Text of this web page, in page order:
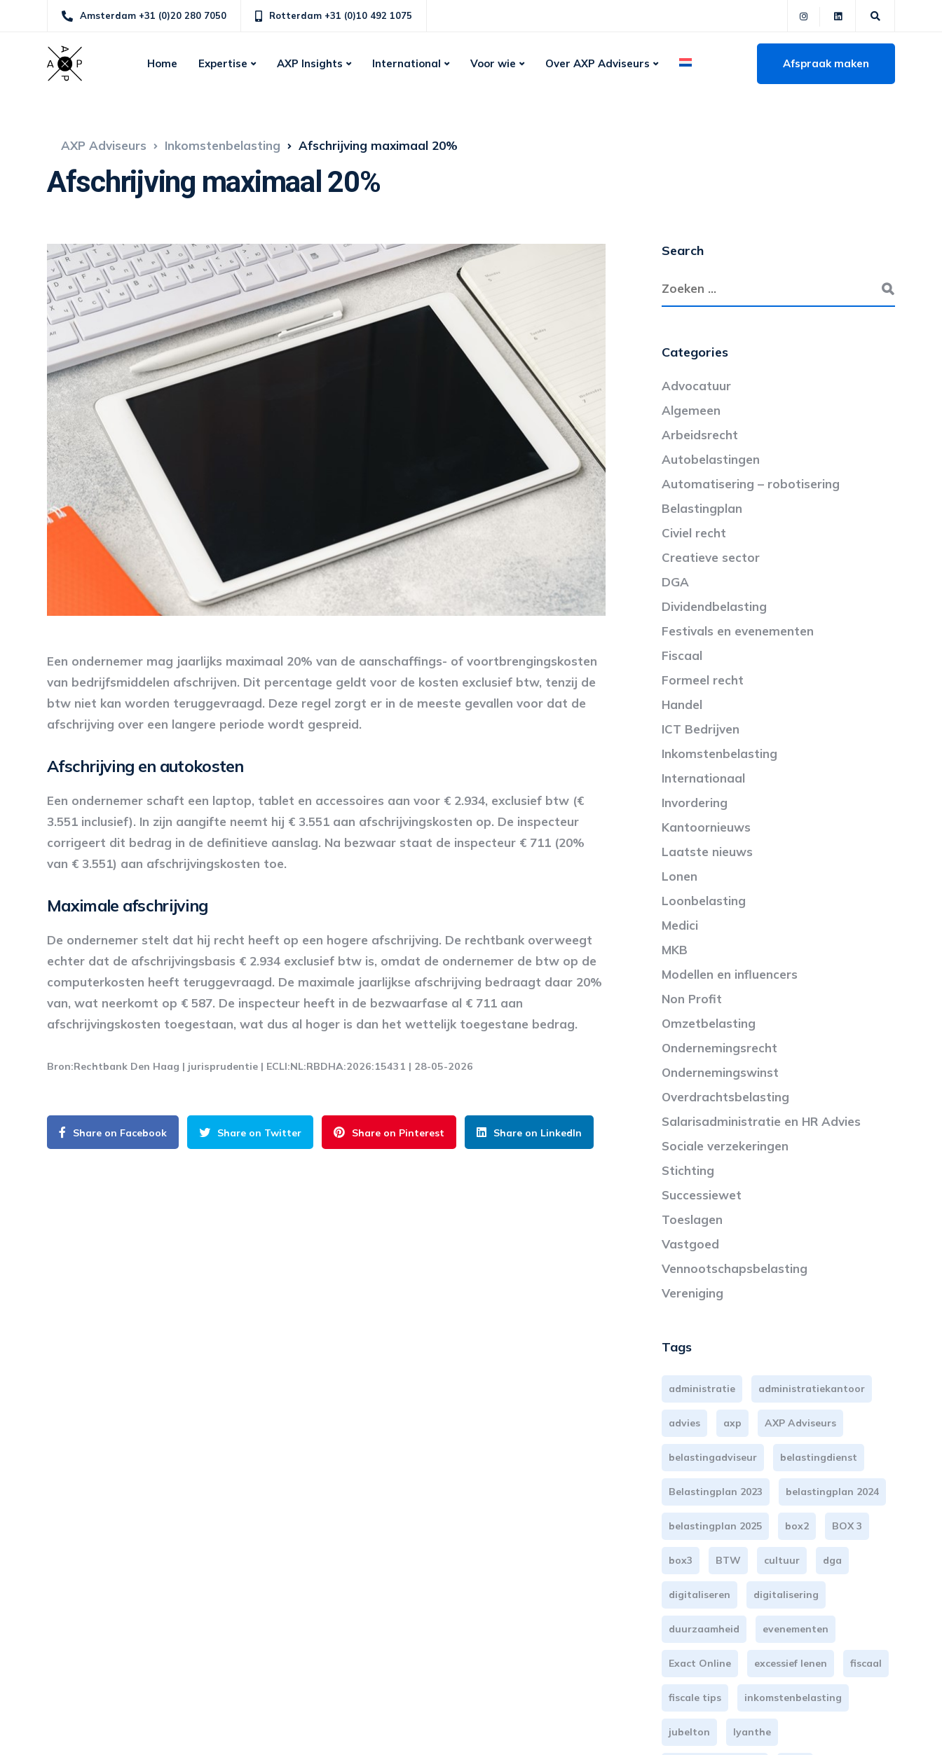
Amsterdam +31 (0)20 280 7050 Rotterdam +31 (0)10 492 1075
Home Expertise AXP Insights International Voor wie Over AXP Adviseurs Afspraak maken
AXP Adviseurs Inkomstenbelasting Afschrijving maximaal 20%
Afschrijving maximaal 20%
Een ondernemer mag jaarlijks maximaal 20% van de aanschaffings- of voortbrengingskosten
van bedrijfsmiddelen afschrijven. Dit percentage geldt voor de kosten exclusief btw, tenzij de
btw niet kan worden teruggevraagd. Deze regel zorgt er in de meeste gevallen voor dat de
afschrijving over een langere periode wordt gespreid.
Afschrijving en autokosten
Een ondernemer schaft een laptop, tablet en accessoires aan voor € 2.934, exclusief btw (€
3.551 inclusief). In zijn aangifte neemt hij € 3.551 aan afschrijvingskosten op. De inspecteur
corrigeert dit bedrag in de definitieve aanslag. Na bezwaar staat de inspecteur € 711 (20%
van € 3.551) aan afschrijvingskosten toe.
Maximale afschrijving
De ondernemer stelt dat hij recht heeft op een hogere afschrijving. De rechtbank overweegt
echter dat de afschrijvingsbasis € 2.934 exclusief btw is, omdat de ondernemer de btw op de
computerkosten heeft teruggevraagd. De maximale jaarlijkse afschrijving bedraagt daar 20%
van, wat neerkomt op € 587. De inspecteur heeft in de bezwaarfase al € 711 aan
afschrijvingskosten toegestaan, wat dus al hoger is dan het wettelijk toegestane bedrag.
Bron:Rechtbank Den Haag | jurisprudentie | ECLI:NL:RBDHA:2026:15431 | 28-05-2026
Share on Facebook Share on Twitter Share on Pinterest Share on LinkedIn
Search
Categories
Advocatuur
Algemeen
Arbeidsrecht
Autobelastingen
Automatisering – robotisering
Belastingplan
Civiel recht
Creatieve sector
DGA
Dividendbelasting
Festivals en evenementen
Fiscaal
Formeel recht
Handel
ICT Bedrijven
Inkomstenbelasting
Internationaal
Invordering
Kantoornieuws
Laatste nieuws
Lonen
Loonbelasting
Medici
MKB
Modellen en influencers
Non Profit
Omzetbelasting
Ondernemingsrecht
Ondernemingswinst
Overdrachtsbelasting
Salarisadministratie en HR Advies
Sociale verzekeringen
Stichting
Successiewet
Toeslagen
Vastgoed
Vennootschapsbelasting
Vereniging
Tags
administratie administratiekantoor
advies axp AXP Adviseurs
belastingadviseur belastingdienst
Belastingplan 2023 belastingplan 2024
belastingplan 2025 box2 BOX 3
box3 BTW cultuur dga
digitaliseren digitalisering
duurzaamheid evenementen
Exact Online excessief lenen fiscaal
fiscale tips inkomstenbelasting
jubelton lyanthe